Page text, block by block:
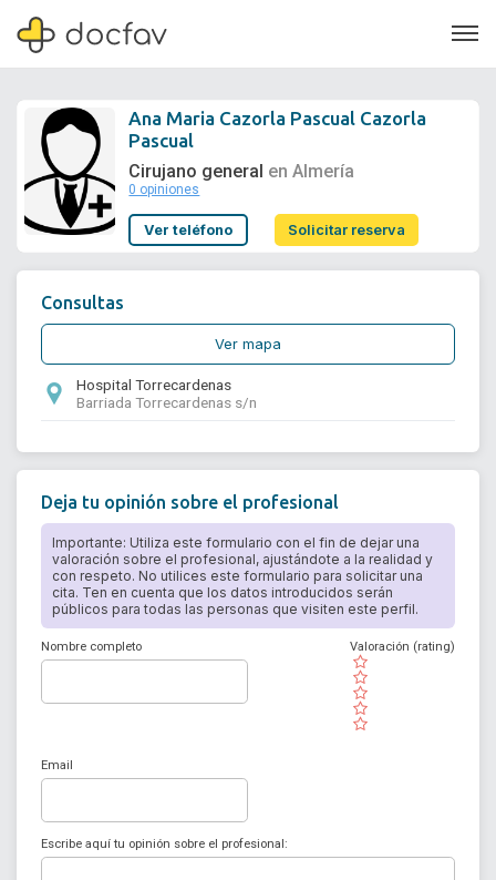
Quiénes somos
Ana Maria Cazorla Pascual Cazorla
Pascual
Cirujano general en Almería
0 opiniones
Ver teléfono Solicitar reserva
Consultas
Ver mapa
Hospital Torrecardenas
Barriada Torrecardenas s/n
Deja tu opinión sobre el profesional
Importante: Utiliza este formulario con el fin de dejar una
valoración sobre el profesional, ajustándote a la realidad y
con respeto. No utilices este formulario para solicitar una
cita. Ten en cuenta que los datos introducidos serán
públicos para todas las personas que visiten este perfil.
Nombre completo
( )
( )
( )
( )
( )
Valoración (rating)
Email
Escribe aquí tu opinión sobre el profesional: